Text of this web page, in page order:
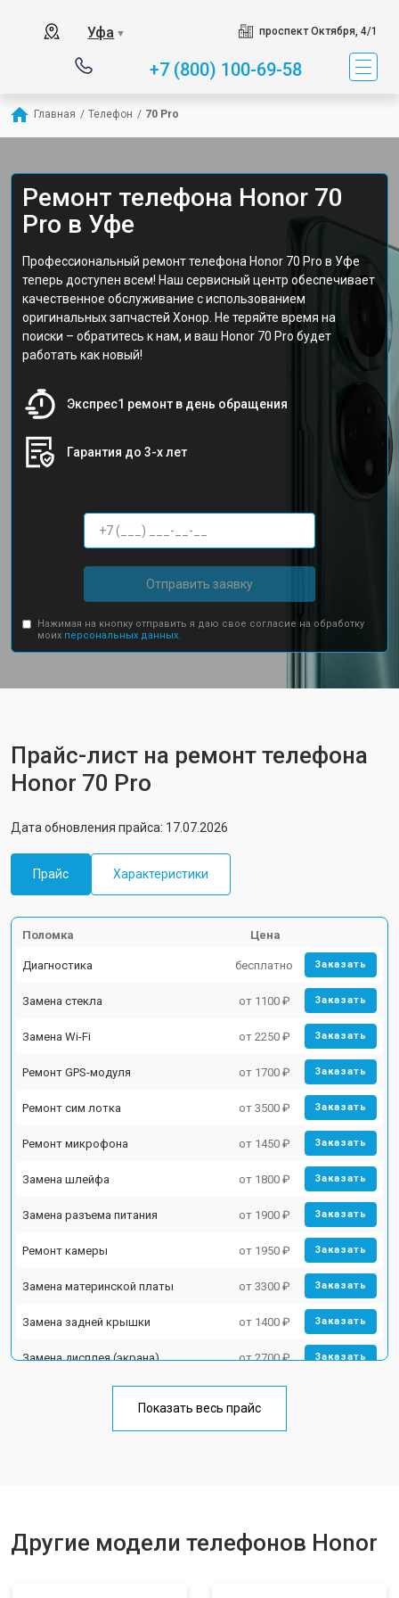
Уфа ▼ проспект Октября, 4/1
+7 (800) 100-69-58
Главная / Телефон / 70 Pro
Ремонт телефона Honor 70
Pro в Уфе
Профессиональный ремонт телефона Honor 70 Pro в Уфе
теперь доступен всем! Наш сервисный центр обеспечивает
качественное обслуживание с использованием
оригинальных запчастей Хонор. Не теряйте время на
поиски – обратитесь к нам, и ваш Honor 70 Pro будет
работать как новый!
Экспрес1 ремонт в день обращения
Гарантия до 3-х лет
Отправить заявку
Нажимая на кнопку отправить я даю свое согласие на обработку
моих персональных данных.
Прайс-лист на ремонт телефона
Honor 70 Pro
Дата обновления прайса: 17.07.2026
Прайс Характеристики
Поломка Цена
Диагностика бесплатно Заказать
Замена стекла от 1100 ₽ Заказать
Замена Wi-Fi от 2250 ₽ Заказать
Ремонт GPS-модуля от 1700 ₽ Заказать
Ремонт сим лотка от 3500 ₽ Заказать
Ремонт микрофона от 1450 ₽ Заказать
Замена шлейфа от 1800 ₽ Заказать
Замена разъема питания от 1900 ₽ Заказать
Ремонт камеры от 1950 ₽ Заказать
Замена материнской платы от 3300 ₽ Заказать
Замена задней крышки от 1400 ₽ Заказать
Замена дисплея (экрана) от 2700 ₽ Заказать
Замена кнопки включения от 1750 ₽
Показать весь прайс
Другие модели телефонов Honor